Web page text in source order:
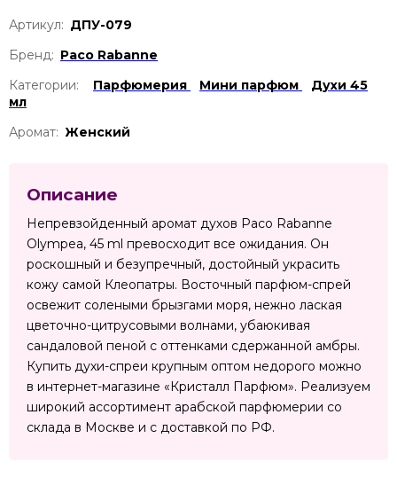
Артикул: ДПУ-079
Бренд: Paco Rabanne
Категории:
Парфюмерия Мини парфюм
Духи 45
мл
Аромат: Женский
Описание
Непревзойденный аромат духов Paco Rabanne
Olympea, 45 ml превосходит все ожидания. Он
роскошный и безупречный, достойный украсить
кожу самой Клеопатры. Восточный парфюм-спрей
освежит солеными брызгами моря, нежно лаская
цветочно-цитрусовыми волнами, убаюкивая
сандаловой пеной с оттенками сдержанной амбры.
Купить духи-спреи крупным оптом недорого можно
в интернет-магазине «Кристалл Парфюм». Реализуем
широкий ассортимент арабской парфюмерии со
склада в Москве и с доставкой по РФ.